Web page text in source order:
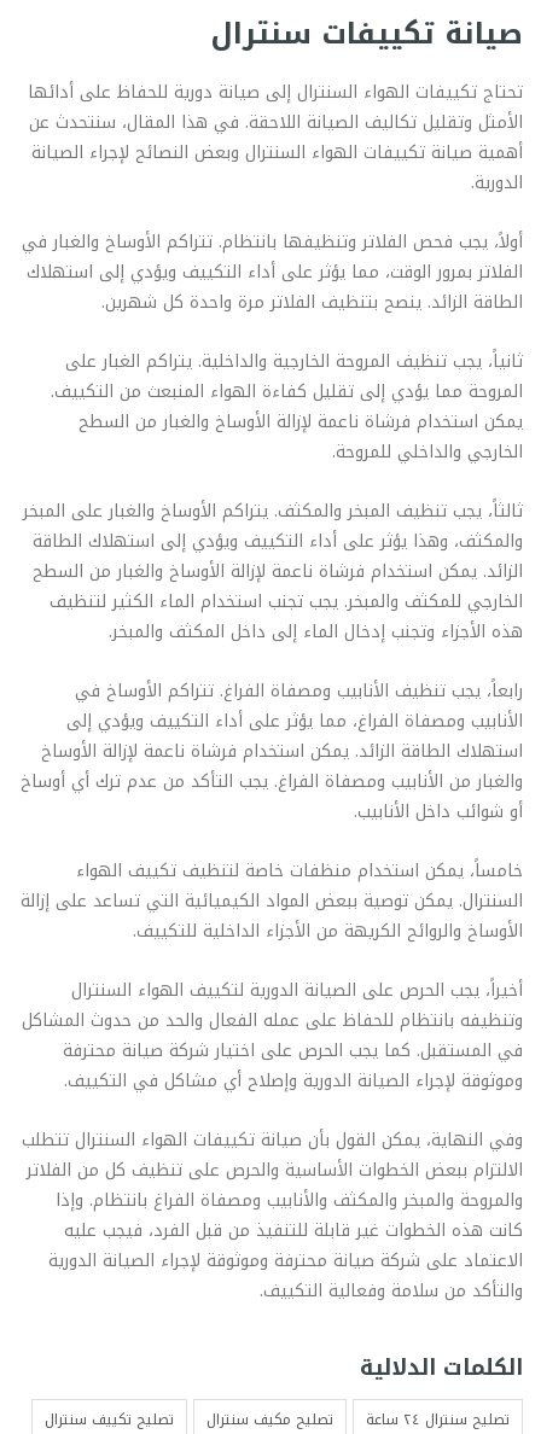
صيانة تكييفات سنترال
تحتاج تكييفات الهواء السنترال إلى صيانة دورية للحفاظ على أدائها
الأمثل وتقليل تكاليف الصيانة اللاحقة. في هذا المقال، سنتحدث عن
أهمية صيانة تكييفات الهواء السنترال وبعض النصائح لإجراء الصيانة
الدورية.
أولاً، يجب فحص الفلاتر وتنظيفها بانتظام. تتراكم الأوساخ والغبار في
الفلاتر بمرور الوقت، مما يؤثر على أداء التكييف ويؤدي إلى استهلاك
الطاقة الزائد. ينصح بتنظيف الفلاتر مرة واحدة كل شهرين.
ثانياً، يجب تنظيف المروحة الخارجية والداخلية. يتراكم الغبار على
المروحة مما يؤدي إلى تقليل كفاءة الهواء المنبعث من التكييف.
يمكن استخدام فرشاة ناعمة لإزالة الأوساخ والغبار من السطح
الخارجي والداخلي للمروحة.
ثالثاً، يجب تنظيف المبخر والمكثف. يتراكم الأوساخ والغبار على المبخر
والمكثف، وهذا يؤثر على أداء التكييف ويؤدي إلى استهلاك الطاقة
الزائد. يمكن استخدام فرشاة ناعمة لإزالة الأوساخ والغبار من السطح
الخارجي للمكثف والمبخر. يجب تجنب استخدام الماء الكثير لتنظيف
هذه الأجزاء وتجنب إدخال الماء إلى داخل المكثف والمبخر.
رابعاً، يجب تنظيف الأنابيب ومصفاة الفراغ. تتراكم الأوساخ في
الأنابيب ومصفاة الفراغ، مما يؤثر على أداء التكييف ويؤدي إلى
استهلاك الطاقة الزائد. يمكن استخدام فرشاة ناعمة لإزالة الأوساخ
والغبار من الأنابيب ومصفاة الفراغ. يجب التأكد من عدم ترك أي أوساخ
أو شوائب داخل الأنابيب.
خامساً، يمكن استخدام منظفات خاصة لتنظيف تكييف الهواء
السنترال. يمكن توصية ببعض المواد الكيميائية التي تساعد على إزالة
الأوساخ والروائح الكريهة من الأجزاء الداخلية للتكييف.
أخيراً، يجب الحرص على الصيانة الدورية لتكييف الهواء السنترال
وتنظيفه بانتظام للحفاظ على عمله الفعال والحد من حدوث المشاكل
في المستقبل. كما يجب الحرص على اختيار شركة صيانة محترفة
وموثوقة لإجراء الصيانة الدورية وإصلاح أي مشاكل في التكييف.
وفي النهاية، يمكن القول بأن صيانة تكييفات الهواء السنترال تتطلب
الالتزام ببعض الخطوات الأساسية والحرص على تنظيف كل من الفلاتر
والمروحة والمبخر والمكثف والأنابيب ومصفاة الفراغ بانتظام. وإذا
كانت هذه الخطوات غير قابلة للتنفيذ من قبل الفرد، فيجب عليه
الاعتماد على شركة صيانة محترفة وموثوقة لإجراء الصيانة الدورية
والتأكد من سلامة وفعالية التكييف.
الكلمات الدلالية
تصليح سنترال ٢٤ ساعة تصليح مكيف سنترال
تصليح تكييف سنترال